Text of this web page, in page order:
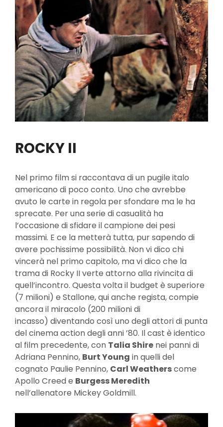
ROCKY II
Nel primo film si raccontava di un pugile italo
americano di poco conto. Uno che avrebbe
avuto le carte in regola per sfondare ma le ha
sprecate. Per una serie di casualità ha
l’occasione di sfidare il campione dei pesi
massimi. E ce la metterà tutta, pur sapendo di
avere pochissime possibilità. Non vi dico chi
vincerà nel primo capitolo, ma vi dico che la
trama di Rocky II verte attorno alla rivincita di
quell’incontro. Questa volta il budget è superiore
(7 milioni) e Stallone, qui anche regista, compie
ancora il miracolo (200 milioni di
incasso) diventando così uno degli attori di punta
del cinema action degli anni ’80. Il cast è identico
al film precedente, con Talia Shire nei panni di
Adriana Pennino, Burt Young in quelli del
cognato Paulie Pennino, Carl Weatherscome
Apollo Creed e Burgess Meredith
nell’allenatore Mickey Goldmill.